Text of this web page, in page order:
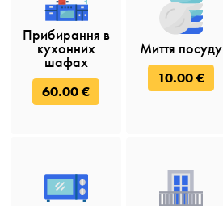
Прибирання в
кухонних
шафах
60.00 €
Миття посуду
10.00 €